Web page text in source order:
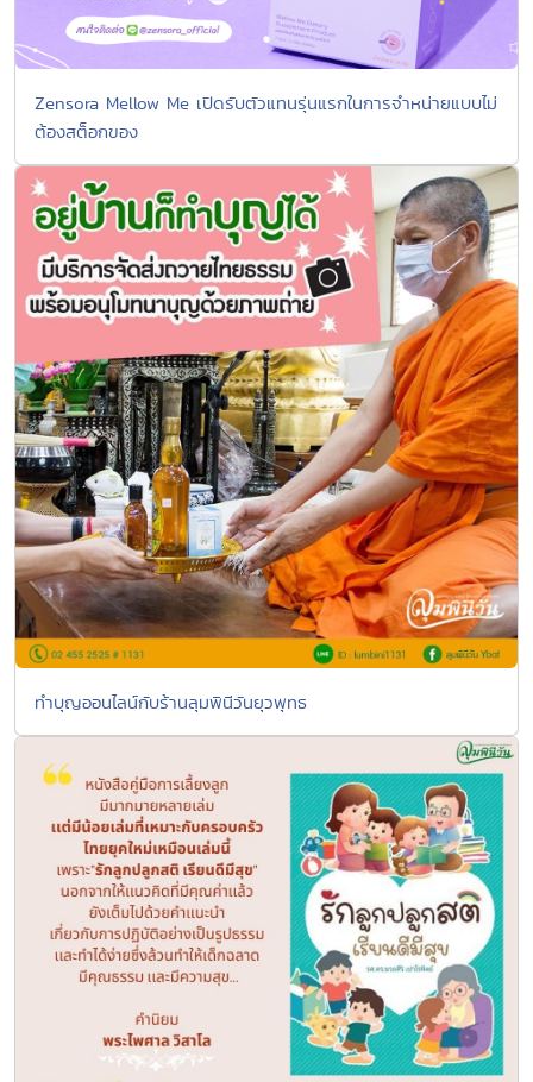
Zensora Mellow Me เปิดรับตัวแทนรุ่นแรกในการจำหน่ายแบบไม่
ต้องสต็อกของ
ทำบุญออนไลน์กับร้านลุมพินีวันยุวพุทธ